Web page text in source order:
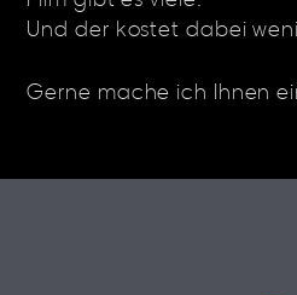
Und der kostet dabei
Gerne mache ich Ihnen